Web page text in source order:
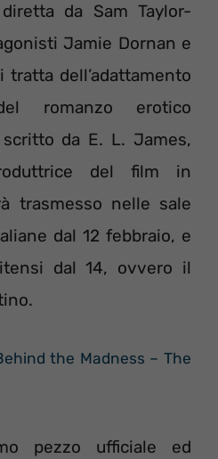
da Sam Taylor-
Jamie Dornan e
tratta dell’adattamento
romanzo erotico
da E. L. James,
del film in
trasmesso nelle sale
dal 12 febbraio, e
dal 14, ovvero il
the Madness – The
pezzo ufficiale ed